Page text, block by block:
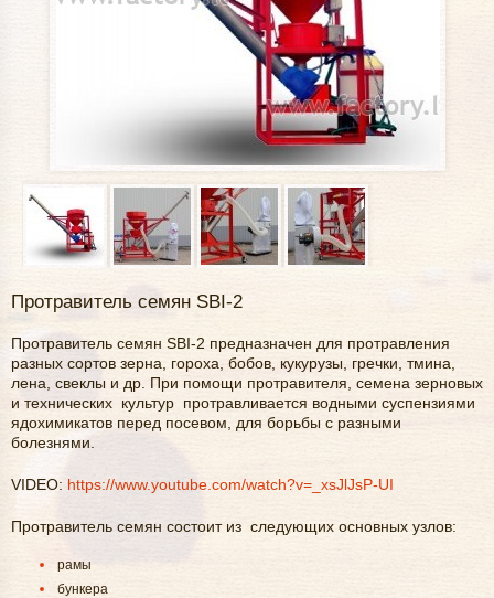
Протравитель семян SBI-2
Протравитель семян SBI-2 предназначен для протравления
разных сортов зерна, гороха, бобов, кукурузы, гречки, тмина,
лена, свеклы и др. При помощи протравителя, семена зерновых
и технических культур протравливается водными суспензиями
ядохимикатов перед посевом, для борьбы с разными
болезнями.
VIDEO: https://www.youtube.com/watch?v=_xsJlJsP-UI
Протравитель семян состоит из следующих основных узлов:
рамы
бункера